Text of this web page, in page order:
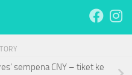
sempena CNY – tiket ke